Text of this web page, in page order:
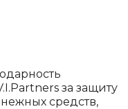
за защиту
средств,